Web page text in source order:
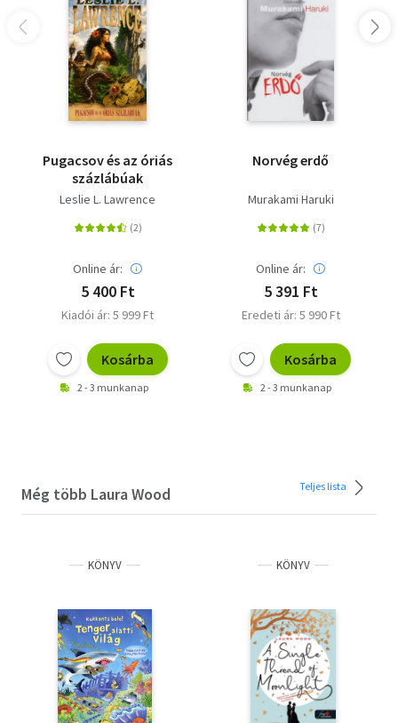
Pugacsov és az óriás
százlábúak
Leslie L. Lawrence
Online ár:
5 400 Ft
Kiadói ár: 5 999 Ft
Kosárba
2 - 3 munkanap
Norvég erdő
Murakami Haruki
Online ár:
5 391 Ft
Eredeti ár: 5 990 Ft
Kosárba
2 - 3 munkanap
Még több Laura Wood Teljes lista
KÖNYV KÖNYV